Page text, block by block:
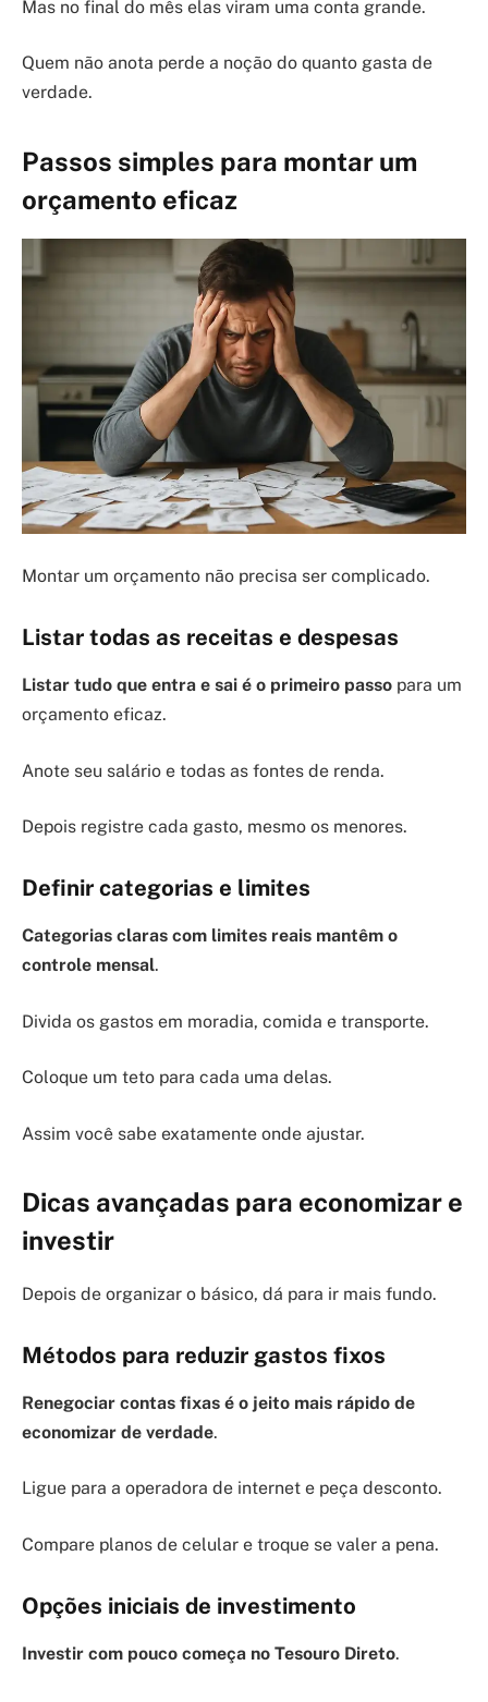
Mas no final do mês elas viram uma conta grande.
Quem não anota perde a noção do quanto gasta de
verdade.
Passos simples para montar um
orçamento eficaz
Montar um orçamento não precisa ser complicado.
Listar todas as receitas e despesas
Listar tudo que entra e sai é o primeiro passo para um
orçamento eficaz.
Anote seu salário e todas as fontes de renda.
Depois registre cada gasto, mesmo os menores.
Definir categorias e limites
Categorias claras com limites reais mantêm o
controle mensal.
Divida os gastos em moradia, comida e transporte.
Coloque um teto para cada uma delas.
Assim você sabe exatamente onde ajustar.
Dicas avançadas para economizar e
investir
Depois de organizar o básico, dá para ir mais fundo.
Métodos para reduzir gastos fixos
Renegociar contas fixas é o jeito mais rápido de
economizar de verdade.
Ligue para a operadora de internet e peça desconto.
Compare planos de celular e troque se valer a pena.
Opções iniciais de investimento
Investir com pouco começa no Tesouro Direto.